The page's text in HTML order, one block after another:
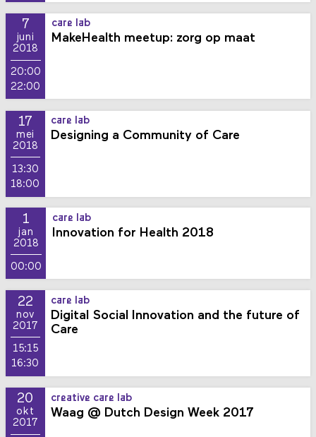
7
juni
2018
20:00
22:00
care lab
MakeHealth meetup: zorg op maat
17
mei
2018
13:30
18:00
care lab
Designing a Community of Care
1
jan
2018
00:00
care lab
Innovation for Health 2018
22
nov
2017
15:15
16:30
care lab
Digital Social Innovation and the future of
Care
20
okt
2017
creative care lab
Waag @ Dutch Design Week 2017